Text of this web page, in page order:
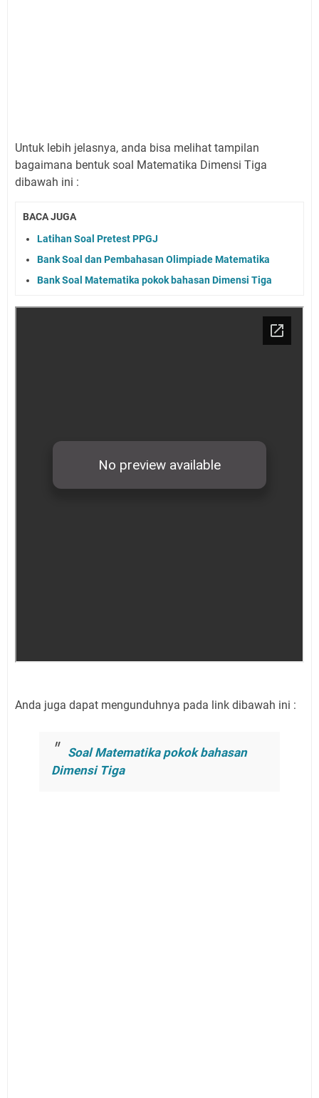
Untuk lebih jelasnya, anda bisa melihat tampilan
bagaimana bentuk soal Matematika Dimensi Tiga
dibawah ini :
BACA JUGA
Latihan Soal Pretest PPGJ
Bank Soal dan Pembahasan Olimpiade Matematika
Bank Soal Matematika pokok bahasan Dimensi Tiga
Anda juga dapat mengunduhnya pada link dibawah ini :
Soal Matematika pokok bahasan
Dimensi Tiga